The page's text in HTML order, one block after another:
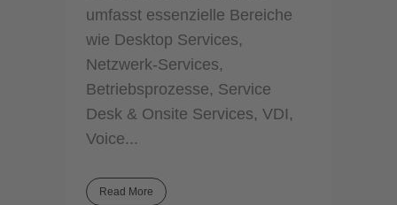
umfasst essenzielle Bereiche
wie Desktop Services,
Netzwerk-Services,
Betriebsprozesse, Service
Desk & Onsite Services, VDI,
Voice...
Read More